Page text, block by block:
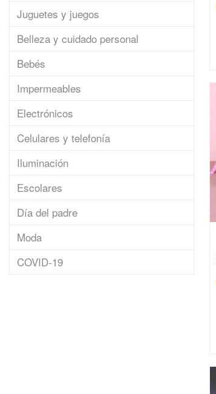
Juguetes y juegos
Belleza y cuidado personal
Bebés
Impermeables
Electrónicos
Celulares y telefonía
Iluminación
Escolares
Día del padre
Moda
COVID-19